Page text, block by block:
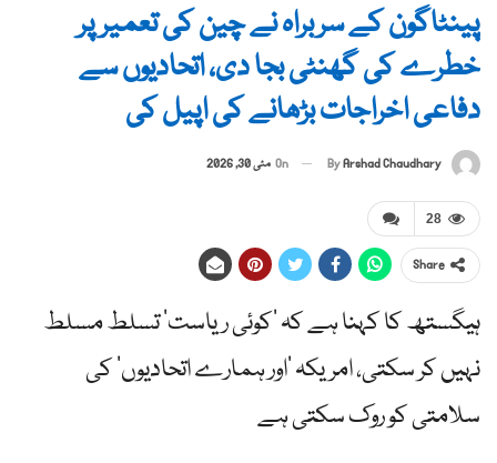
پینٹاگون کے سربراہ نے چین کی تعمیر پر
خطرے کی گھنٹی بجا دی، اتحادیوں سے
دفاعی اخراجات بڑھانے کی اپیل کی
ByArshad Chaudhary
On مئی 30, 2026
28
Share
ہیگستھ کا کہنا ہے کہ ‘کوئی ریاست’ تسلط مسلط
نہیں کر سکتی، امریکہ ‘اور ہمارے اتحادیوں’ کی
سلامتی کو روک سکتی ہے